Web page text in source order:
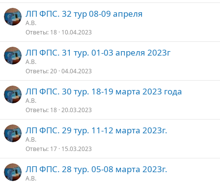
ЛП ФПС. 32 тур 08-09 апреля
А.В.
Ответы 18 10.04.2023
ЛП ФПС. 31 тур. 01-03 апреля 2023г
А.В.
Ответы 20 04.04.2023
ЛП ФПС. 30 тур. 18-19 марта 2023 года
А.В.
Ответы 18 20.03.2023
ЛП ФПС. 29 тур. 11-12 марта 2023г.
А.В.
Ответы 17 15.03.2023
ЛП ФПС. 28 тур. 05-08 марта 2023г.
А.В.